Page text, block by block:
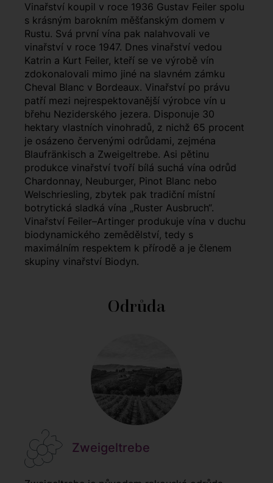
Vinařství koupil v roce 1936 Gustav Feiler spolu
s krásným barokním měšťanským domem v
Rustu. Svá první vína pak nalahvovali ve
vinařství v roce 1947. Dnes vinařství vedou
Katrin a Kurt Feiler, kteří se ve výrobě vín
zdokonalovali mimo jiné na slavném zámku
Cheval Blanc v Bordeaux. Vinařství po právu
patří mezi nejrespektovanější výrobce vín u
břehu Neziderského jezera. Disponuje 30
hektary vlastních vinohradů, z nichž 65 procent
je osázeno červenými odrůdami, zejména
Blaufränkisch a Zweigeltrebe. Asi pětinu
produkce vinařství tvoří bílá suchá vína odrůd
Chardonnay, Neuburger, Pinot Blanc nebo
Welschriesling, zbytek pak tradiční místní
botrytická sladká vína „Ruster Ausbruch“.
Vinařství Feiler–Artinger produkuje vína v duchu
biodynamického zemědělství, tedy s
maximálním respektem k přírodě a je členem
skupiny vinařství Biodyn.
Odrůda
Zweigeltrebe